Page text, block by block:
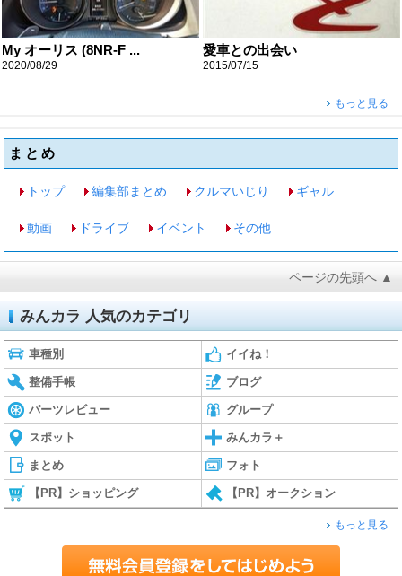
My オーリス (8NR-F ...
2020/08/29
愛車との出会い
2015/07/15
もっと見る
まとめ
トップ 編集部まとめ クルマいじり ギャル
動画 ドライブ イベント その他
ページの先頭へ ▲
みんカラ 人気のカテゴリ
車種別 イイね！
整備手帳 ブログ
パーツレビュー グループ
スポット みんカラ＋
まとめ フォト
【PR】ショッピング 【PR】オークション
もっと見る